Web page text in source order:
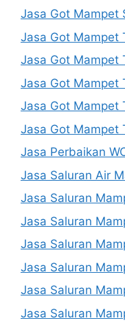
Jasa Got Mampet
Jasa Got Mampet
Jasa Got Mampet
Jasa Got Mampet
Jasa Got Mampet
Jasa Got Mampet
Jasa Perbaikan
Jasa Saluran Air
Jasa Saluran
Jasa Saluran
Jasa Saluran
Jasa Saluran
Jasa Saluran
Jasa Saluran